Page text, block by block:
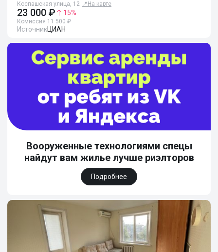
Коспашская улица, 12 📍 На карте
23 000 ₽ 15%
Комиссия 11 500 ₽
ИсточникЦИАН
Вооруженные технологиями спецы
найдут вам жилье лучше риэлторов
Подробнее